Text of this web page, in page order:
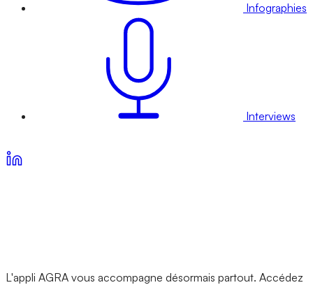
Infographies
Interviews
L'appli AGRA vous accompagne désormais partout. Accédez